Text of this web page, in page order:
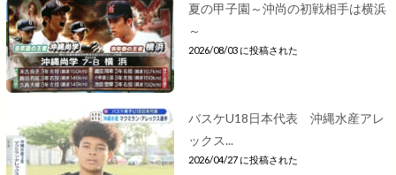
夏の甲子園～沖尚の初戦相手は横浜
～
2026/08/03 に投稿された
バスケU18日本代表 沖縄水産アレ
ックス...
2026/04/27 に投稿された